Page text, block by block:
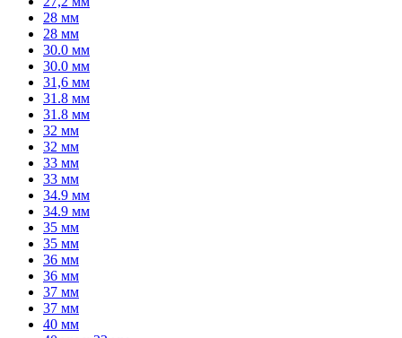
28 мм
28 мм
30.0 мм
30.0 мм
31,6 мм
31.8 мм
31.8 мм
32 мм
32 мм
33 мм
33 мм
34.9 мм
34.9 мм
35 мм
35 мм
36 мм
36 мм
37 мм
37 мм
40 мм